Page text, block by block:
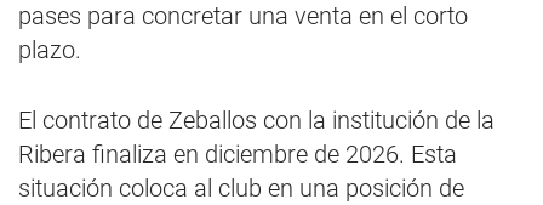
pases para concretar una venta en el corto
plazo.
El contrato de Zeballos con la institución de la
Ribera finaliza en diciembre de 2026. Esta
situación coloca al club en una posición de